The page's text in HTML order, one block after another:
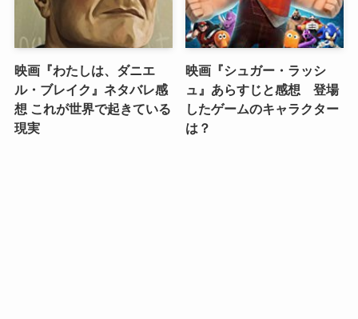
映画『わたしは、ダニエ
ル・ブレイク』ネタバレ感
想 これが世界で起きている
現実
映画『シュガー・ラッシ
ュ』あらすじと感想 登場
したゲームのキャラクター
は？